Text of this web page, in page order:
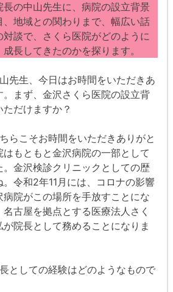
の中山先生に、病院の設立背景
地域との関わりまで、幅広い話
対談で、さくら医院がどのように
長してきたのかを探ります。
先生、今日はお時間をいただきあ
。まず、金沢さくら医院の設立背
だけますか？
らこそお時間をいただきありがと
はもともと金沢病院の一部として
金沢検診クリニックとしての歴
令和2年11月には、コロナの影響
院がこの場所を手放すことにな
古屋を拠点とする医療法人さく
院長として務めることになりま
としての経験はどのようなもので